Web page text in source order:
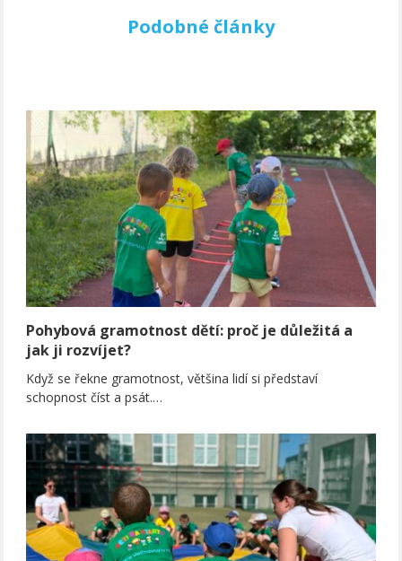
Podobné články
Pohybová gramotnost dětí: proč je důležitá a
jak ji rozvíjet?
Když se řekne gramotnost, většina lidí si představí
schopnost číst a psát.…